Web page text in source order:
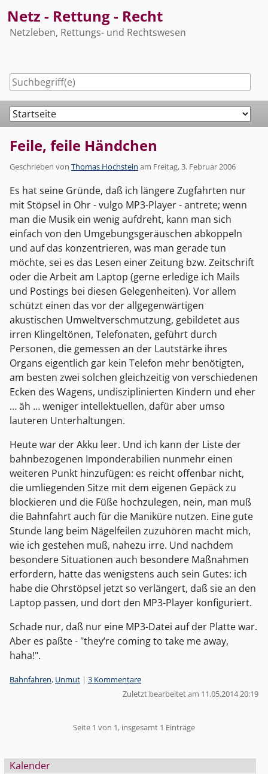
to
content
Netz - Rettung - Recht
Netzleben, Rettungs- und Rechtswesen
Navigation
Feile, feile Händchen
Geschrieben von Thomas Hochstein am Freitag, 3. Februar 2006
Es hat seine Gründe, daß ich längere Zugfahrten nur
mit Stöpsel in Ohr - vulgo MP3-Player - antrete; wenn
man die Musik ein wenig aufdreht, kann man sich
einfach von den Umgebungsgeräuschen abkoppeln
und auf das konzentrieren, was man gerade tun
möchte, sei es das Lesen einer Zeitung bzw. Zeitschrift
oder die Arbeit am Laptop (gerne erledige ich Mails
und Postings bei diesen Gelegenheiten). Vor allem
schützt einen das vor der allgegenwärtigen
akustischen Umweltverschmutzung, gebildetet aus
irren Klingeltönen, Telefonaten, geführt durch
Personen, die gemessen an der Lautstärke ihres
Organs eigentlich gar kein Telefon mehr benötigten,
am besten zwei solchen gleichzeitig von verschiedenen
Ecken des Wagens, undisziplinierten Kindern und eher
… äh … weniger intellektuellen, dafür aber umso
lauteren Unterhaltungen.
Heute war der Akku leer. Und ich kann der Liste der
bahnbezogenen Imponderabilien nunmehr einen
weiteren Punkt hinzufügen: es reicht offenbar nicht,
die umliegenden Sitze mit dem eigenen Gepäck zu
blockieren und die Füße hochzulegen, nein, man muß
die Bahnfahrt auch für die Maniküre nutzen. Eine gute
Stunde lang beim Nägelfeilen zuzuhören macht mich,
wie ich gestehen muß, nahezu irre. Und nachdem
besondere Situationen auch besondere Maßnahmen
erfordern, hatte das wenigstens auch sein Gutes: ich
habe die Ohrstöpsel jetzt so verlängert, daß sie an den
Laptop passen, und dort den MP3-Player konfiguriert.
Schade nur, daß nur eine MP3-Datei auf der Platte war.
Aber es paßte - "they’re coming to take me away,
haha!".
Kategorien:
Bahnfahren, Unmut | 3 Kommentare
Zuletzt bearbeitet am 11.05.2014 20:19
Seite 1 von 1, insgesamt 1 Einträge
Seitenleiste
Kalender